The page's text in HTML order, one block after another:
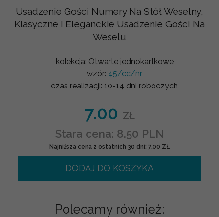
Usadzenie Gości Numery Na Stół Weselny,
Klasyczne I Eleganckie Usadzenie Gości Na
Weselu
kolekcja: Otwarte jednokartkowe
wzór: 45/cc/nr
czas realizacji: 10-14 dni roboczych
7.00 ZŁ
Stara cena: 8.50 PLN
Najniższa cena z ostatnich 30 dni: 7.00 ZŁ
DODAJ DO KOSZYKA
Polecamy również: